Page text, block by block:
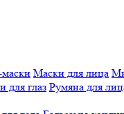
Маски для лица
для глаз Румяна для